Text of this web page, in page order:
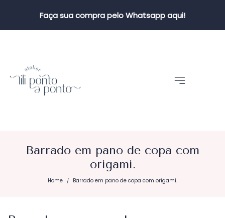
Faça sua compra pelo Whatsapp aqui!
Barrado em pano de copa com
origami.
Home / Barrado em pano de copa com origami.